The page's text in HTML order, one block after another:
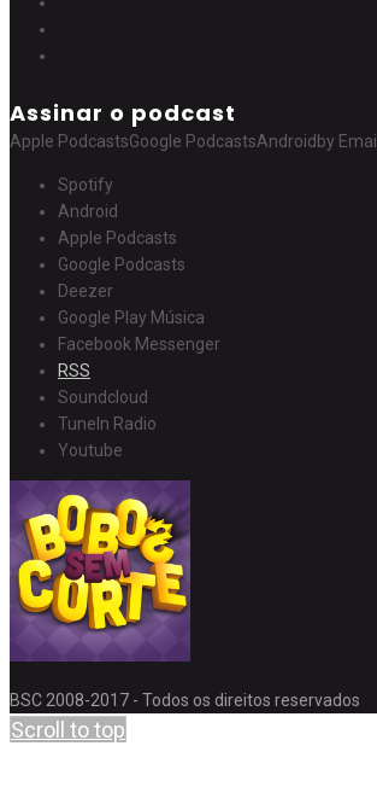
Assinar o podcast
Apple PodcastsGoogle PodcastsAndroid by Email
Spotify
Android
Apple Podcasts
Google Podcasts
Deezer
Google Play Música
Facebook Messenger
RSS
Soundcloud
TuneIn Radio
Youtube
BSC 2008-2017 - Todos os direitos reservados
Scroll to top